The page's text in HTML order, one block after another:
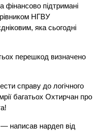
фінансово підтримані
НГВУ
яка сьогодні
перешкод визначено
справу до логічного
багатьох Охтирчан про
написав нардеп від